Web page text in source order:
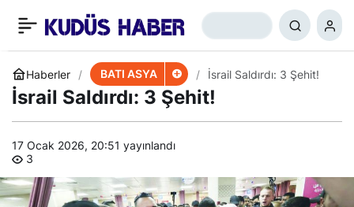
Haberler BATI ASYA İsrail Saldırdı: 3 Şehit!
İsrail Saldırdı: 3 Şehit!
17 Ocak 2026, 20:51 yayınlandı
3
Ürdün: Suriye Arap
Birliği’ne Dönüyor
+ 0 Paylaş